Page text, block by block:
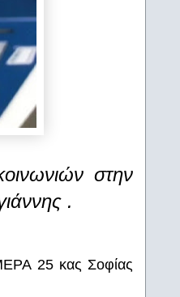
στην
.
25 κας Σοφίας